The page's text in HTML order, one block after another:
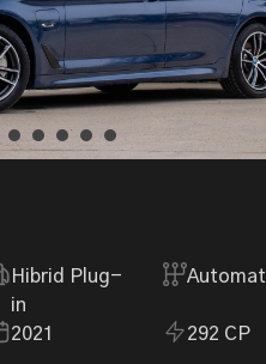
Hibrid Plug-
in
2021
292 CP